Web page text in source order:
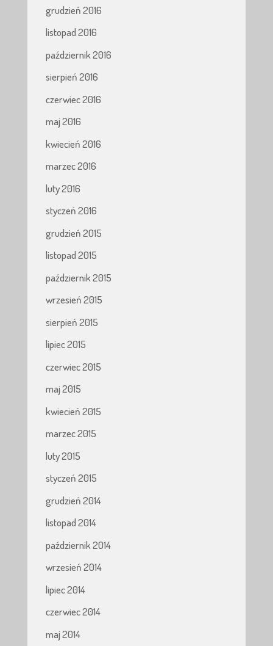
grudzień 2016
listopad 2016
październik 2016
sierpień 2016
czerwiec 2016
maj 2016
kwiecień 2016
marzec 2016
luty 2016
styczeń 2016
grudzień 2015
listopad 2015
październik 2015
wrzesień 2015
sierpień 2015
lipiec 2015
czerwiec 2015
maj 2015
kwiecień 2015
marzec 2015
luty 2015
styczeń 2015
grudzień 2014
listopad 2014
październik 2014
wrzesień 2014
lipiec 2014
czerwiec 2014
maj 2014